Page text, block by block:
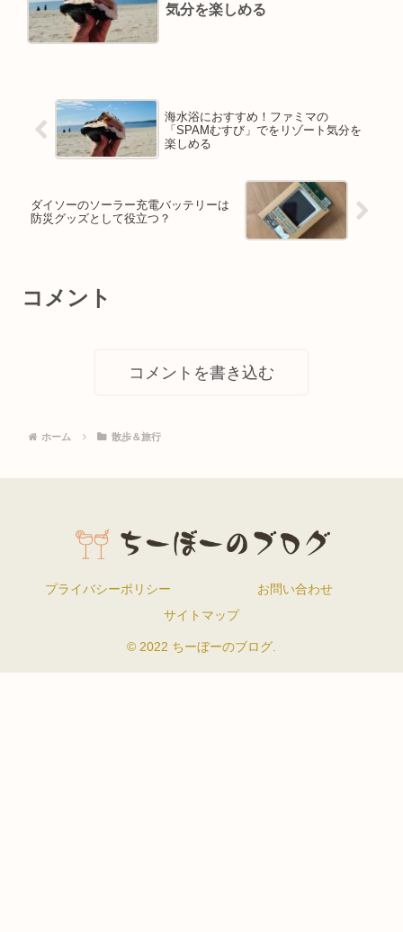
気分を楽しめる
海水浴におすすめ！ファミマの
「SPAMむすび」でをリゾート気分を
楽しめる
ダイソーのソーラー充電バッテリーは
防災グッズとして役立つ？
コメント
コメントを書き込む
ホーム 散歩＆旅行
プライバシーポリシー
お問い合わせ
サイトマップ
© 2022 ちーぼーのブログ.